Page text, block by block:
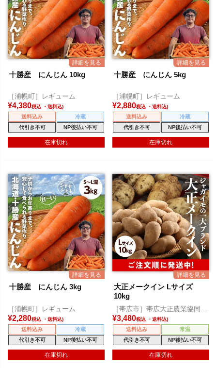
十勝産 にんじん 10kg
［浦幌町］レギューム
¥4,380税込
送料込み
冷蔵
代引き不可
NP後払い不可
在庫切れ
十勝産 にんじん 5kg
［浦幌町］レギューム
¥2,880税込
送料込み
冷蔵
代引き不可
NP後払い不可
在庫切れ
十勝産 にんじん 3kg
［浦幌町］レギューム
¥2,280税込
送料込み
冷蔵
代引き不可
NP後払い不可
在庫切れ
大正メークイン Lサイズ
10kg
［帯広市］帯広大正農業協同組
合
¥3,480税込
送料込み
常温
代引き不可
NP後払い不可
在庫切れ